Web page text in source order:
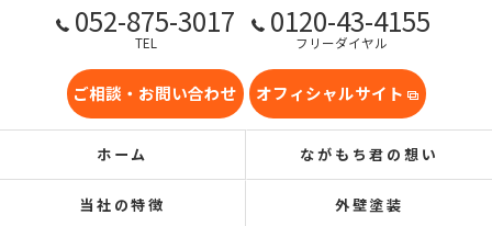
052-875-3017
TEL
0120-43-4155
フリーダイヤル
ご相談・お問い合わせ オフィシャルサイト
ホーム ながもち君の想い
当社の特徴 外壁塗装